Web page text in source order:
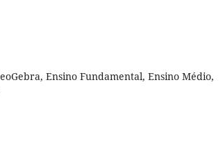
Ensino Fundamental, Ensino Médio,